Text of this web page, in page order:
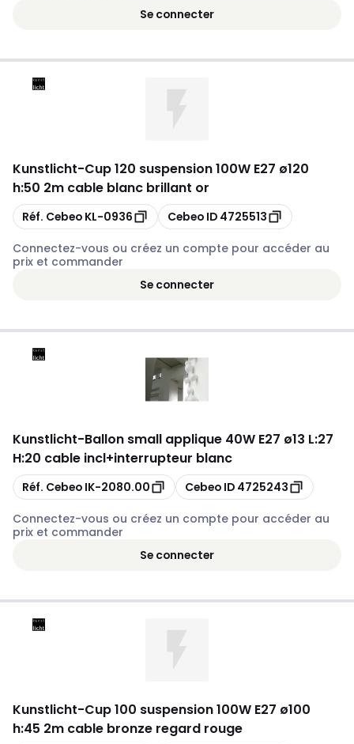
Se connecter
Kunstlicht-Cup 120 suspension 100W E27 ø120
h:50 2m cable blanc brillant or
Copier
Réf. Cebeo KL-0936 Copier
Cebeo ID 4725513
Connectez-vous ou créez un compte pour accéder au
prix et commander
Se connecter
Kunstlicht-Ballon small applique 40W E27 ø13 L:27
H:20 cable incl+interrupteur blanc
Copier
Réf. Cebeo IK-2080.00 Copier
Cebeo ID 4725243
Connectez-vous ou créez un compte pour accéder au
prix et commander
Se connecter
Kunstlicht-Cup 100 suspension 100W E27 ø100
h:45 2m cable bronze regard rouge